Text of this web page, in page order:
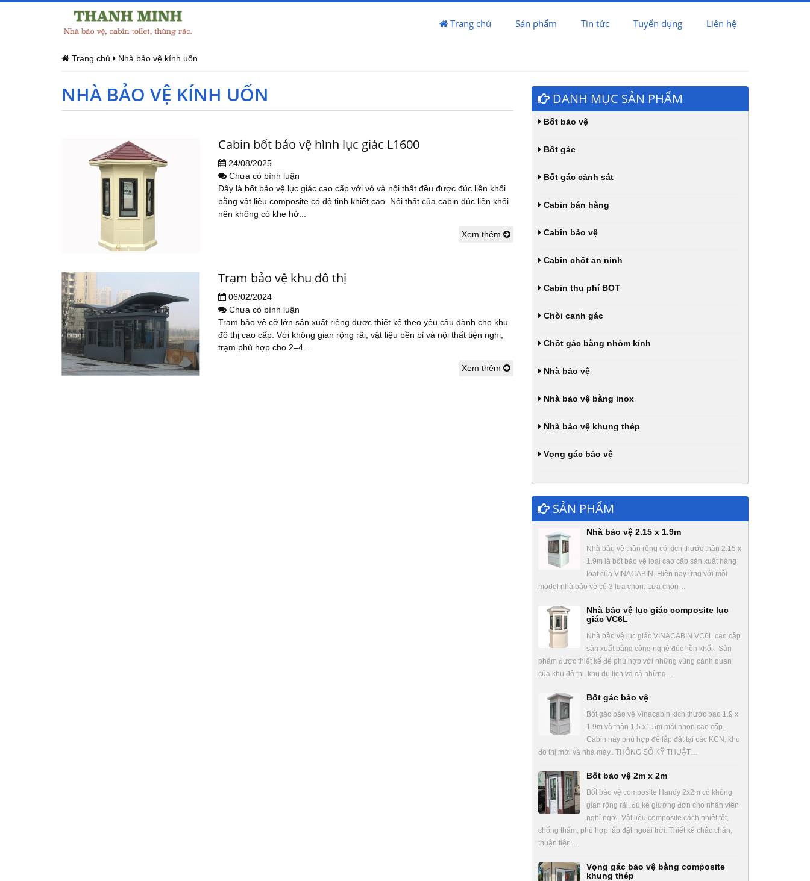
Trang chủ Sản phẩm Tin tức Tuyển dụng Liên hệ
Trang chủ Nhà bảo vệ kính uốn
NHÀ BẢO VỆ KÍNH UỐN
Cabin bốt bảo vệ hình lục giác L1600
24/08/2025
Chưa có bình luận
Đây là bốt bảo vệ lục giác cao cấp với vỏ và nội thất đều được đúc liền khối
bằng vật liệu composite có độ tinh khiết cao. Nội thất của cabin đúc liền khối
nên không có khe hở...
Xem thêm
Trạm bảo vệ khu đô thị
06/02/2024
Chưa có bình luận
Trạm bảo vệ cỡ lớn sản xuất riêng được thiết kế theo yêu cầu dành cho khu
đô thị cao cấp. Với không gian rộng rãi, vật liệu bền bỉ và nội thất tiện nghi,
trạm phù hợp cho 2–4...
Xem thêm
DANH MỤC SẢN PHẨM
Bốt bảo vệ
Bốt gác
Bốt gác cảnh sát
Cabin bán hàng
Cabin bảo vệ
Cabin chốt an ninh
Cabin thu phí BOT
Chòi canh gác
Chốt gác bằng nhôm kính
Nhà bảo vệ
Nhà bảo vệ bằng inox
Nhà bảo vệ khung thép
Vọng gác bảo vệ
SẢN PHẨM
Nhà bảo vệ 2.15 x 1.9m
Nhà bảo vệ thân rộng có kích thước thân 2.15 x
1.9m là bốt bảo vệ loại cao cấp sản xuất hàng
loạt của VINACABIN. Hiện nay ứng với mỗi
model nhà bảo vệ có 3 lựa chọn: Lựa chọn…
Nhà bảo vệ lục giác composite lục
giác VC6L
Nhà bảo vệ lục giác VINACABIN VC6L cao cấp
sản xuất bằng công nghệ đúc liền khối. Sản
phẩm được thiết kế để phù hợp với những vùng cảnh quan
của khu đô thị, khu du lịch và cả những…
Bốt gác bảo vệ
Bốt gác bảo vệ Vinacabin kích thước bao 1.9 x
1.9m và thân 1.5 x1.5m mái nhọn cao cấp.
Cabin này phù hợp để lắp đặt tại các KCN, khu
đô thị mới và nhà máy.. THÔNG SỐ KỸ THUẬT…
Bốt bảo vệ 2m x 2m
Bốt bảo vệ composite Handy 2x2m có không
gian rộng rãi, đủ kê giường đơn cho nhân viên
nghỉ ngơi. Vật liệu composite cách nhiệt tốt,
chống thấm, phù hợp lắp đặt ngoài trời. Thiết kế chắc chắn,
thuận tiện…
Vọng gác bảo vệ bằng composite
khung thép